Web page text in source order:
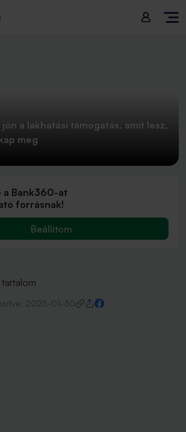
jön a lakhatási támogatás, amit lesz,
meg
a Bank360-at
forrásnak!
Beállítom
2025-01-30